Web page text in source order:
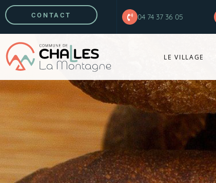
CONTACT 04 74 37 36 05
LE VILLAGE